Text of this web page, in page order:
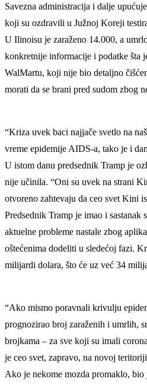
Savezna administracija i dalje
koji su ozdravili u Južnoj Koreji
U Ilinoisu je zaraženo 14.000, a
konkretnije informacije i podatke šta
WalMartu, koji nije bio detaljno
morati da se brani pred sudom zbog
“Kriza uvek baci najjače svetlo na
vreme epidemije AIDS-a, tako je i
U istom danu predsednik Tramp je
nije učinila. “Oni su uvek na strani
otvoreno zahtevaju da ceo svet Kini
Predsednik Tramp je imao i
aktuelne probleme nastale zbog
oštećenima dodeliti u sledećoj fazi.
milijardi dolara, što će uz već 34
“Ako mismo poravnali krivulju
prognozirao broj zaraženih i umrlih,
brojkama – za sve koji su imali
je ceo svet, zapravo, na novoj
Ako je nekome mozda promaklo, bio